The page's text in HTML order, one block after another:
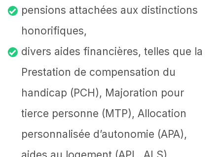
pensions attachées aux distinctions
honorifiques,
divers aides financières, telles que la
Prestation de compensation du
handicap (PCH), Majoration pour
tierce personne (MTP), Allocation
personnalisée d’autonomie (APA),